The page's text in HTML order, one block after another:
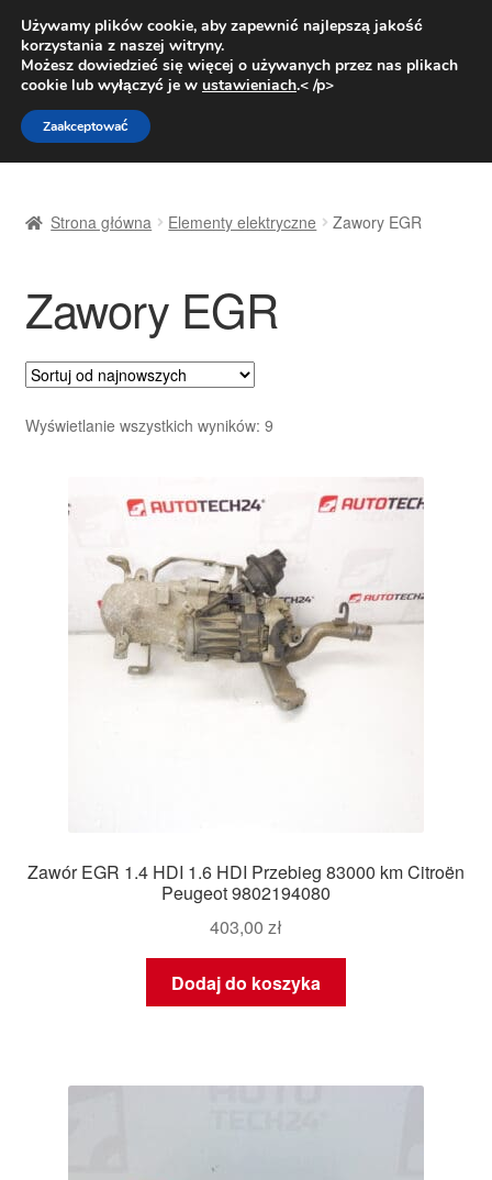
DOSTAWA od 31 zł
Pn.-pt. 9:00-16:00800 003 167
Przejdź
do
nawigacji
Przejdź
do
treści
Dostawa
Dostawa na cały świat
Kontakt
Moje konto
Polityka prywatności
Procedura reklamacyjna
Zasady i warunki
Strona główna Elementy elektryczne Zawory EGR
Zawory EGR
Wyświetlanie wszystkich wyników: 9Posortowane
Zawór EGR 1.4 HDI 1.6 HDI Przebieg 83000 km Citroën
Peugeot 9802194080
403,00 zł
Dodaj do koszyka
Używamy plików cookie, aby zapewnić najlepszą jakość
korzystania z naszej witryny.
Możesz dowiedzieć się więcej o używanych przez nas plikach
cookie lub wyłączyć je w ustawieniach.< /p>
Zaakceptować